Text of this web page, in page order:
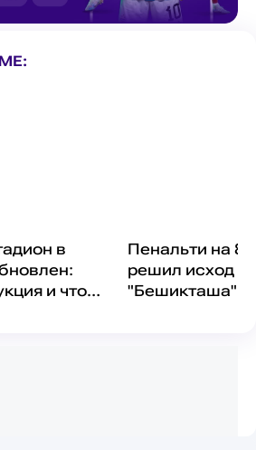
в
и что
Пенальти на
решил исход
"Бешикташа"